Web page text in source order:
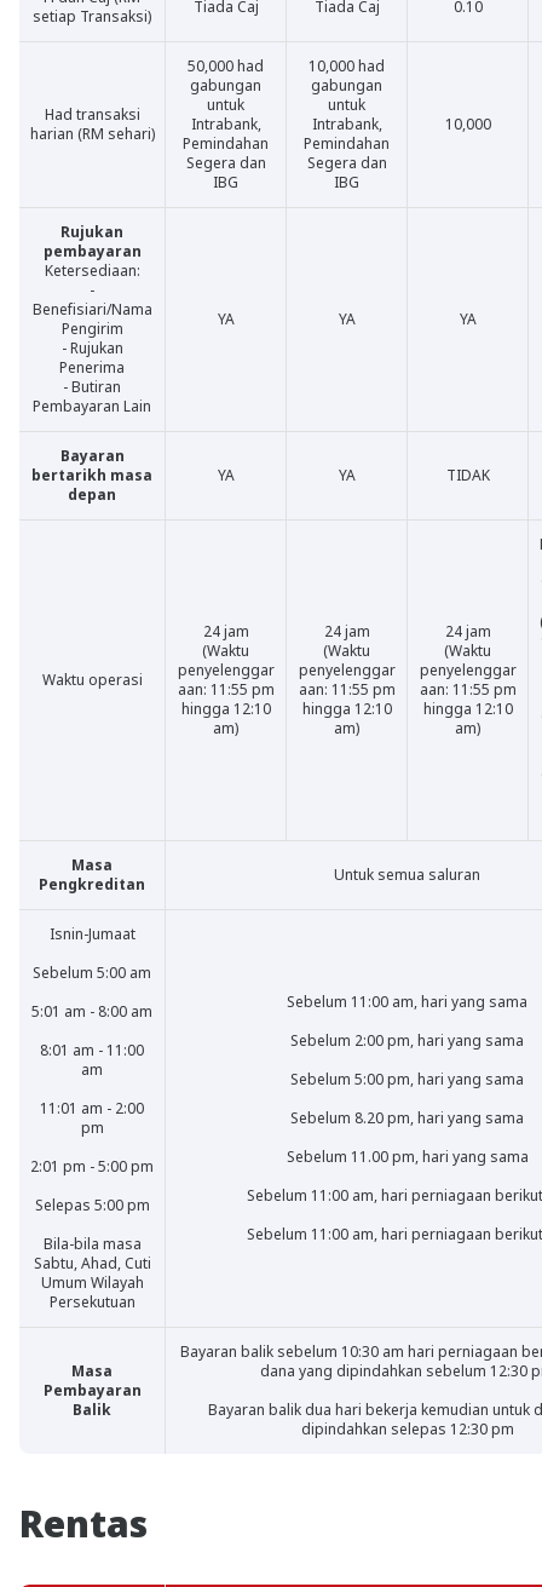
setiap Transaksi)
Tiada Caj Tiada Caj 0.10
Had transaksi
harian (RM sehari)
50,000 had
gabungan
untuk
Intrabank,
Pemindahan
Segera dan
IBG
10,000 had
gabungan
untuk
Intrabank,
Pemindahan
Segera dan
IBG
10,000
Rujukan
pembayaran
Ketersediaan:
-
Benefisiari/Nama
Pengirim
- Rujukan
Penerima
- Butiran
Pembayaran Lain
YA YA YA
Bayaran
bertarikh masa
depan
YA YA TIDAK
Waktu operasi
24 jam
(Waktu
penyelenggar
aan: 11:55 pm
hingga 12:10
am)
24 jam
(Waktu
penyelenggar
aan: 11:55 pm
hingga 12:10
am)
24 jam
(Waktu
penyelenggar
aan: 11:55 pm
hingga 12:10
am)
Masa
Pengkreditan
Untuk semua saluran
Isnin-Jumaat
Sebelum 5:00 am
5:01 am - 8:00 am
8:01 am - 11:00
am
11:01 am - 2:00
pm
2:01 pm - 5:00 pm
Selepas 5:00 pm
Bila-bila masa
Sabtu, Ahad, Cuti
Umum Wilayah
Persekutuan
Sebelum 11:00 am, hari yang sama
Sebelum 2:00 pm, hari yang sama
Sebelum 5:00 pm, hari yang sama
Sebelum 8.20 pm, hari yang sama
Sebelum 11.00 pm, hari yang sama
Sebelum 11:00 am, hari perniagaan
Sebelum 11:00 am, hari perniagaan
Masa
Pembayaran
Balik
Bayaran balik sebelum 10:30 am hari perniagaan
dana yang dipindahkan sebelum 12:30
Bayaran balik dua hari bekerja kemudian untuk
dipindahkan selepas 12:30 pm
Rentas